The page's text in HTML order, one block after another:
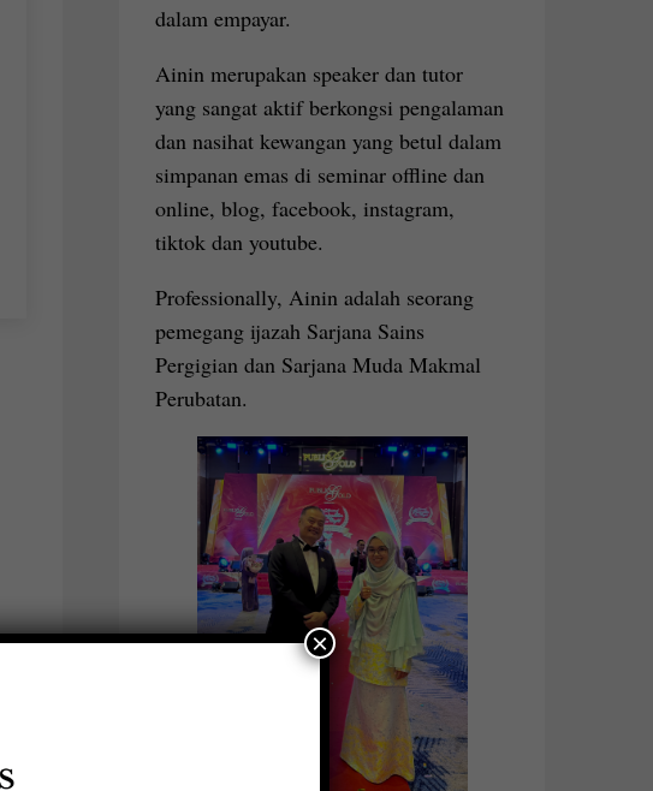
dalam empayar.
Ainin merupakan speaker dan tutor
yang sangat aktif berkongsi pengalaman
dan nasihat kewangan yang betul dalam
simpanan emas di seminar offline dan
online, blog, facebook, instagram,
tiktok dan youtube.
Professionally, Ainin adalah seorang
pemegang ijazah Sarjana Sains
Pergigian dan Sarjana Muda Makmal
Perubatan.
×